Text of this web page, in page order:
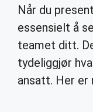
Når du
essensielt å
teamet ditt.
tydeliggjør
ansatt. Her er